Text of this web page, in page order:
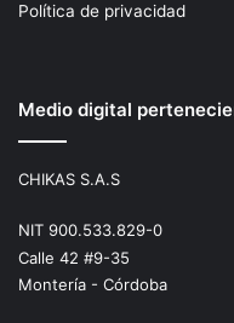
Política de privacidad
Medio digital
CHIKAS S.A.S
NIT 900.533.829-0
Calle 42 #9-35
Montería - Córdoba